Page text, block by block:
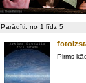
Parādīti: no 1 līdz 5
Pirms